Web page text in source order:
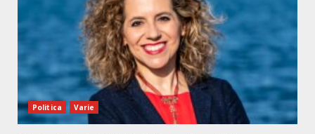
Politica Varie